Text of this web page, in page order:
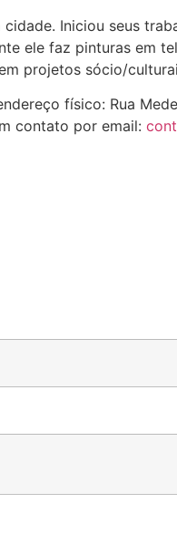
Iniciou seus
ele faz pinturas em
projetos sócio/
físico: Rua
contato por email: